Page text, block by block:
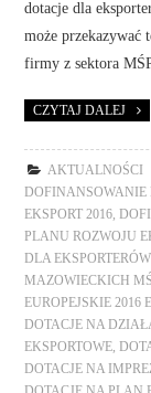
dotacje dla
może przekazywać
firmy z sektora
CZYTAJ DALEJ
AKTUALNOŚCI
DOFINANSOWANIE
EKSPORT 2016
PLANU ROZWOJU
DLA
MAZOWIECKICH
EUROPEJSKIE 2016
DOTACJE NA
EKSPORTOWE
DOTACJE NA